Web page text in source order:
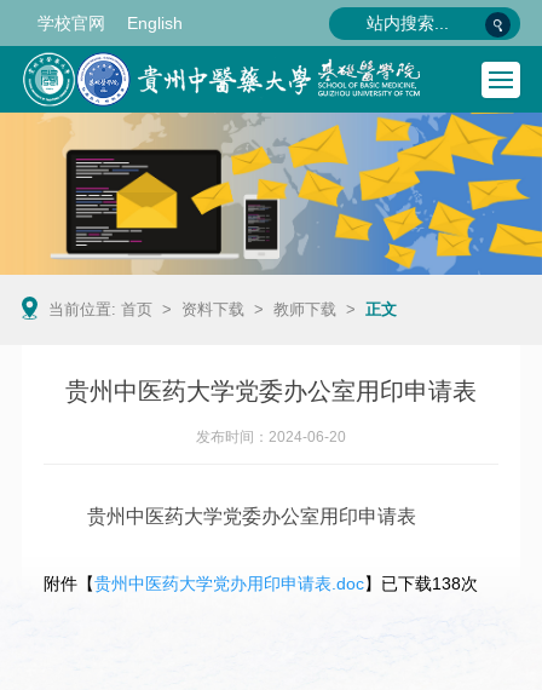
学校官网 English
当前位置: 首页 > 资料下载> 教师下载> 正文
贵州中医药大学党委办公室用印申请表
发布时间：2024-06-20
贵州中医药大学党委办公室用印申请表
附件【贵州中医药大学党办用印申请表.doc】已下载138次